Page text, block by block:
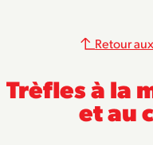
Trèfles à la
et au
Retour